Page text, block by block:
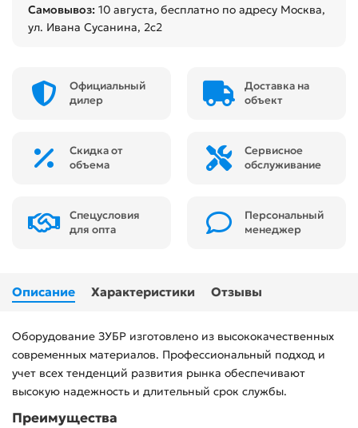
Самовывоз: 10 августа, бесплатно по адресу Москва,
ул. Ивана Сусанина, 2с2
Официальный
дилер
Доставка на
объект
Скидка от
объема
Сервисное
обслуживание
Спецусловия
для опта
Персональный
менеджер
Описание Характеристики Отзывы
Оборудование ЗУБР изготовлено из высококачественных
современных материалов. Профессиональный подход и
учет всех тенденций развития рынка обеспечивают
высокую надежность и длительный срок службы.
Преимущества